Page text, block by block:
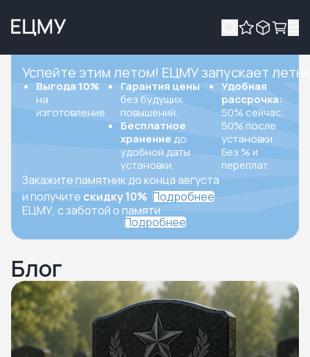
Успейте этим летом! ЕЦМУ запускает
Выгода 10%
на
изготовление.
Гарантия цены
без будущих
повышений.
Бесплатное
хранение до
удобной даты
установки.
Удобная
рассрочка:
50% сейчас,
50% после
установки.
Без % и
переплат.
Закажите памятник до конца августа
и получите скидку 10% Подробнее
ЕЦМУ, с заботой о памяти
Подробнее
Блог